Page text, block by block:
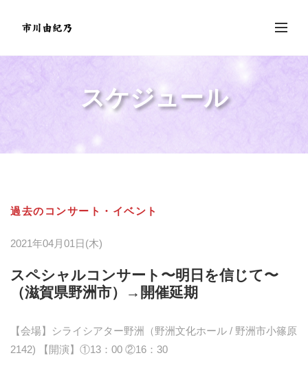
スケジュール
過去のコンサート・イベント
2021年04月01日(木)
スペシャルコンサート〜明日を信じて〜
（滋賀県野洲市）→開催延期
【会場】シライシアター野洲（野洲文化ホール / 野洲市小篠原
2142) 【開演】①13：00 ②16：30